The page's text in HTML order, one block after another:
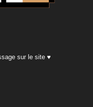
sur le site ♥